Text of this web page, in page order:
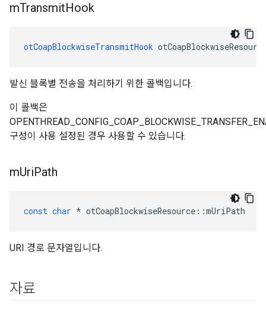
mTransmitHook
otCoapBlockwiseTransmitHook
발신 블록별 전송을 처리하기 위한 콜백입니다.
이 콜백은
구성이 사용 설정된 경우 사용할 수 있습니다.
mUriPath
const char * otCoapBlockwiseResource ::mUriPath
URI 경로 문자열입니다.
자료